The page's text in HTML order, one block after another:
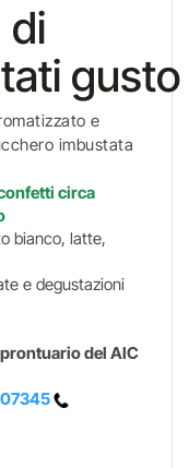
di
e
imbustata
circa
bianco, latte,
e degustazioni
del AIC